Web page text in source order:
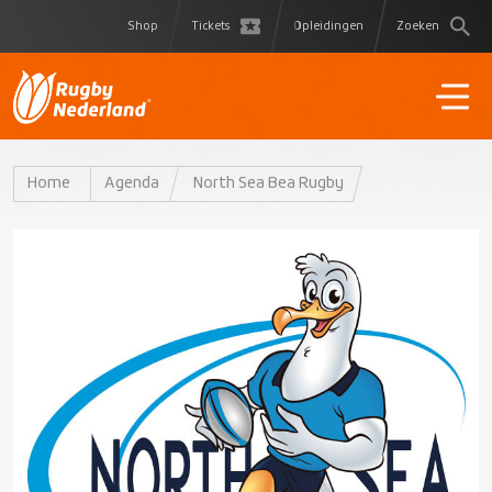
Shop Tickets Opleidingen Zoeken
Home Agenda North Sea Bea Rugby